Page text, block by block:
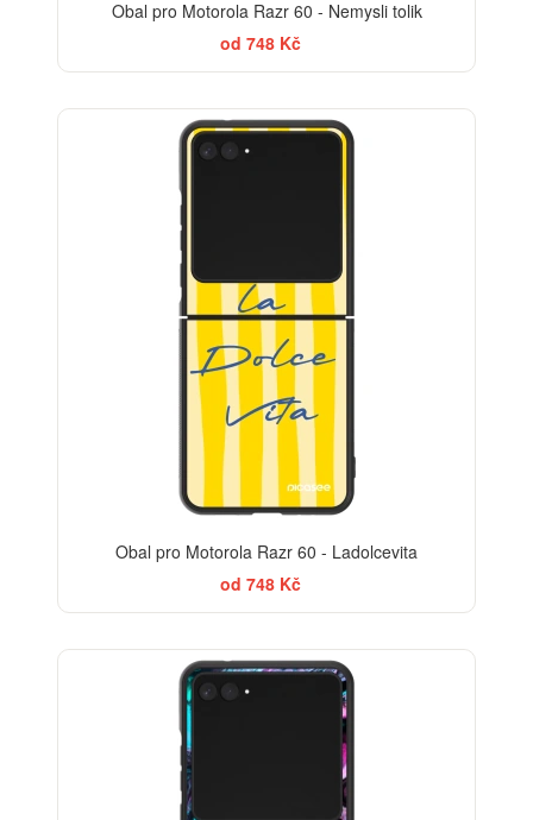
Obal pro Motorola Razr 60 - Nemysli tolik
od 748 Kč
Obal pro Motorola Razr 60 - Ladolcevita
od 748 Kč